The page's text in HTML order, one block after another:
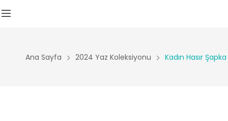
Ana Sayfa 2024 Yaz Koleksiyonu Kadın Hasır Şapka